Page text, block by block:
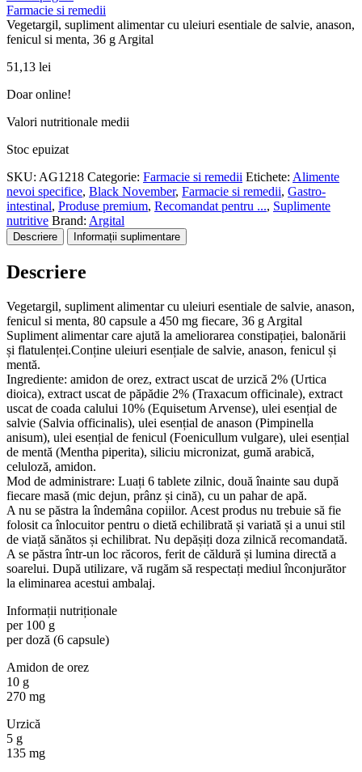
Farmacie si remedii
Vegetargil, supliment alimentar cu uleiuri esentiale de salvie, anason,
fenicul si menta, 36 g Argital
51,13 lei
Doar online!
Valori nutritionale medii
Stoc epuizat
SKU: AG1218 Categorie: Farmacie si remedii Etichete: Alimente
nevoi specifice, Black November, Farmacie si remedii, Gastro-
intestinal, Produse premium, Recomandat pentru ..., Suplimente
nutritive Brand: Argital
Descriere Informații suplimentare
Descriere
Vegetargil, supliment alimentar cu uleiuri esentiale de salvie, anason,
fenicul si menta, 80 capsule a 450 mg fiecare, 36 g Argital
Supliment alimentar care ajută la ameliorarea constipației, balonării
și flatulenței.Conține uleiuri esențiale de salvie, anason, fenicul și
mentă.
Ingrediente: amidon de orez, extract uscat de urzică 2% (Urtica
dioica), extract uscat de păpădie 2% (Traxacum officinale), extract
uscat de coada calului 10% (Equisetum Arvense), ulei esențial de
salvie (Salvia officinalis), ulei esențial de anason (Pimpinella
anisum), ulei esențial de fenicul (Foenicullum vulgare), ulei esențial
de mentă (Mentha piperita), siliciu micronizat, gumă arabică,
celuloză, amidon.
Mod de administrare: Luați 6 tablete zilnic, două înainte sau după
fiecare masă (mic dejun, prânz și cină), cu un pahar de apă.
A nu se păstra la îndemâna copiilor. Acest produs nu trebuie să fie
folosit ca înlocuitor pentru o dietă echilibrată și variată și a unui stil
de viață sănătos și echilibrat. Nu depășiți doza zilnică recomandată.
A se păstra într-un loc răcoros, ferit de căldură și lumina directă a
soarelui. După utilizare, vă rugăm să respectați mediul înconjurător
la eliminarea acestui ambalaj.
Informații nutriționale
per 100 g
per doză (6 capsule)
Amidon de orez
10 g
270 mg
Urzică
5 g
135 mg